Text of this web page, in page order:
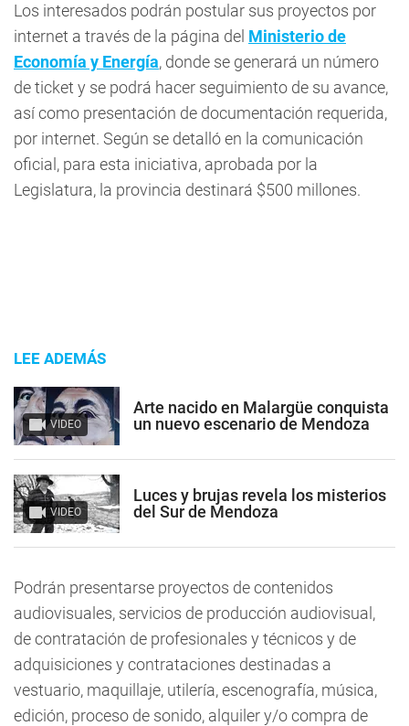
Los interesados podrán postular sus proyectos por
internet a través de la página del Ministerio de
Economía y Energía, donde se generará un número
de ticket y se podrá hacer seguimiento de su avance,
así como presentación de documentación requerida,
por internet. Según se detalló en la comunicación
oficial, para esta iniciativa, aprobada por la
Legislatura, la provincia destinará $500 millones.
LEE ADEMÁS
VIDEO
Arte nacido en Malargüe conquista
un nuevo escenario de Mendoza
VIDEO
Luces y brujas revela los misterios
del Sur de Mendoza
Podrán presentarse proyectos de contenidos
audiovisuales, servicios de producción audiovisual,
de contratación de profesionales y técnicos y de
adquisiciones y contrataciones destinadas a
vestuario, maquillaje, utilería, escenografía, música,
edición, proceso de sonido, alquiler y/o compra de